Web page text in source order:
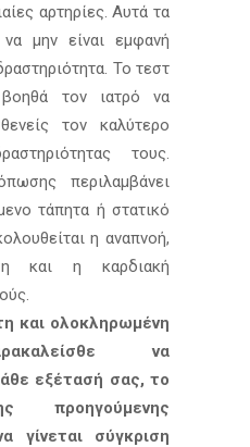
αρτηρίες. Αυτά τα
μην είναι εμφανή
Το τεστ
τον ιατρό να
τον καλύτερο
τους.
περιλαμβάνει
τάπητα ή στατικό
η αναπνοή,
και η καρδιακή
και ολοκληρωμένη
να
εξέτασή σας, το
προηγούμενης
γίνεται σύγκριση